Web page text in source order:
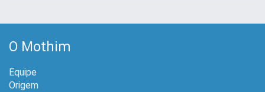
O Mothim
Equipe
Origem